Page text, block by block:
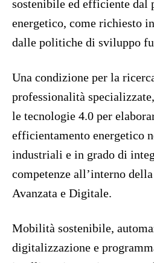
sostenibile ed efficiente dal
energetico, come richiesto
dalle politiche di sviluppo
Una condizione per la
professionalità
le tecnologie 4.0 per
efficientamento energetico
industriali e in grado di
competenze all’interno
Avanzata e Digitale.
Mobilità sostenibile,
digitalizzazione e